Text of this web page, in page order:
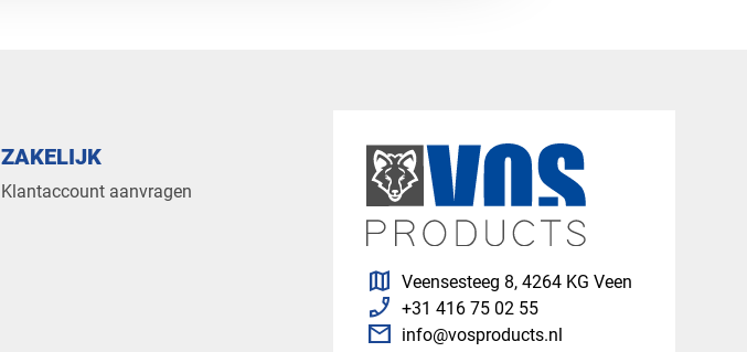
ZAKELIJK
Klantaccount aanvragen
map Veensesteeg 8, 4264 KG Veen
phone_enabled +31 416 75 02 55
mail info@vosproducts.nl